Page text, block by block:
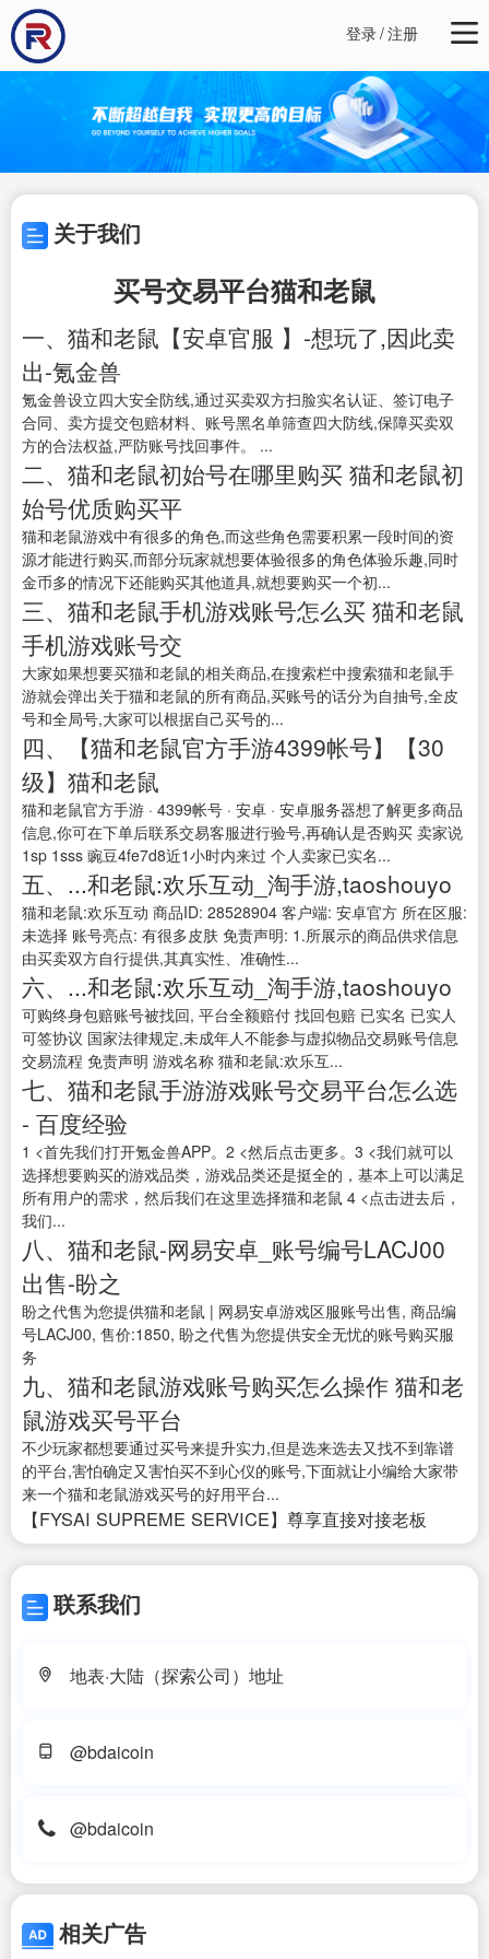
登录/注册
关于我们
买号交易平台猫和老鼠
一、猫和老鼠【安卓官服 】-想玩了,因此卖
出-氪金兽
氪金兽设立四大安全防线,通过买卖双方扫脸实名认证、签订电子
合同、卖方提交包赔材料、账号黑名单筛查四大防线,保障买卖双
方的合法权益,严防账号找回事件。 ...
二、猫和老鼠初始号在哪里购买 猫和老鼠初
始号优质购买平
猫和老鼠游戏中有很多的角色,而这些角色需要积累一段时间的资
源才能进行购买,而部分玩家就想要体验很多的角色体验乐趣,同时
金币多的情况下还能购买其他道具,就想要购买一个初...
三、猫和老鼠手机游戏账号怎么买 猫和老鼠
手机游戏账号交
大家如果想要买猫和老鼠的相关商品,在搜索栏中搜索猫和老鼠手
游就会弹出关于猫和老鼠的所有商品,买账号的话分为自抽号,全皮
号和全局号,大家可以根据自己买号的...
四、【猫和老鼠官方手游4399帐号】【30
级】猫和老鼠
猫和老鼠官方手游 · 4399帐号 · 安卓 · 安卓服务器想了解更多商品
信息,你可在下单后联系交易客服进行验号,再确认是否购买 卖家说
1sp 1sss 豌豆4fe7d8近1小时内来过 个人卖家已实名...
五、...和老鼠:欢乐互动_淘手游,taoshouyo
猫和老鼠:欢乐互动 商品ID: 28528904 客户端: 安卓官方 所在区服:
未选择 账号亮点: 有很多皮肤 免责声明: 1.所展示的商品供求信息
由买卖双方自行提供,其真实性、准确性...
六、...和老鼠:欢乐互动_淘手游,taoshouyo
可购终身包赔账号被找回, 平台全额赔付 找回包赔 已实名 已实人
可签协议 国家法律规定,未成年人不能参与虚拟物品交易账号信息
交易流程 免责声明 游戏名称 猫和老鼠:欢乐互...
七、猫和老鼠手游游戏账号交易平台怎么选
- 百度经验
1 <首先我们打开氪金兽APP。2 <然后点击更多。3 <我们就可以
选择想要购买的游戏品类，游戏品类还是挺全的，基本上可以满足
所有用户的需求，然后我们在这里选择猫和老鼠 4 <点击进去后，
我们...
八、猫和老鼠-网易安卓_账号编号LACJ00
出售-盼之
盼之代售为您提供猫和老鼠 | 网易安卓游戏区服账号出售, 商品编
号LACJ00, 售价:1850, 盼之代售为您提供安全无忧的账号购买服
务
九、猫和老鼠游戏账号购买怎么操作 猫和老
鼠游戏买号平台
不少玩家都想要通过买号来提升实力,但是选来选去又找不到靠谱
的平台,害怕确定又害怕买不到心仪的账号,下面就让小编给大家带
来一个猫和老鼠游戏买号的好用平台...
【FYSAI SUPREME SERVICE】尊享直接对接老板
联系我们
地表·大陆（探索公司）地址
@bdaicoin
@bdaicoin
相关广告